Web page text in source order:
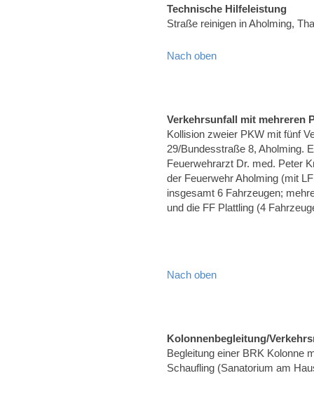
Technische Hilfeleistung
Straße reinigen in Aholming,
Nach oben
Verkehrsunfall mit mehreren
Kollision zweier PKW mit fünf
29/Bundesstraße 8, Aholming.
Feuerwehrarzt Dr. med. Peter
der Feuerwehr Aholming (mit
insgesamt 6 Fahrzeugen;
und die FF Plattling (4
Nach oben
Kolonnenbegleitung/
Begleitung einer BRK Kolonne
Schaufling (Sanatorium am